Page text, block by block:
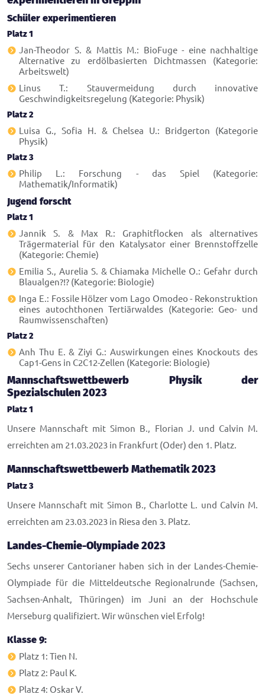
Schüler experimentieren
Platz 1
Jan-Theodor S. & Mattis M.: BioFuge - eine nachhaltige
Alternative zu erdölbasierten Dichtmassen (Kategorie:
Arbeitswelt)
Linus T.: Stauvermeidung durch innovative
Geschwindigkeitsregelung (Kategorie: Physik)
Platz 2
Luisa G., Sofia H. & Chelsea U.: Bridgerton (Kategorie
Physik)
Platz 3
Philip L.: Forschung - das Spiel (Kategorie:
Mathematik/Informatik)
Jugend forscht
Platz 1
Jannik S. & Max R.: Graphitflocken als alternatives
Trägermaterial für den Katalysator einer Brennstoffzelle
(Kategorie: Chemie)
Emilia S., Aurelia S. & Chiamaka Michelle O.: Gefahr durch
Blaualgen?!? (Kategorie: Biologie)
Inga E.: Fossile Hölzer vom Lago Omodeo - Rekonstruktion
eines autochthonen Tertiärwaldes (Kategorie: Geo- und
Raumwissenschaften)
Platz 2
Anh Thu E. & Ziyi G.: Auswirkungen eines Knockouts des
Cap1-Gens in C2C12-Zellen (Kategorie: Biologie)
Mannschaftswettbewerb Physik der
Spezialschulen 2023
Platz 1
Unsere Mannschaft mit Simon B., Florian J. und Calvin M.
erreichten am 21.03.2023 in Frankfurt (Oder) den 1. Platz.
Mannschaftswettbewerb Mathematik 2023
Platz 3
Unsere Mannschaft mit Simon B., Charlotte L. und Calvin M.
erreichten am 23.03.2023 in Riesa den 3. Platz.
Landes-Chemie-Olympiade 2023
Sechs unserer Cantorianer haben sich in der Landes-Chemie-
Olympiade für die Mitteldeutsche Regionalrunde (Sachsen,
Sachsen-Anhalt, Thüringen) im Juni an der Hochschule
Merseburg qualifiziert. Wir wünschen viel Erfolg!
Klasse 9:
Platz 1: Tien N.
Platz 2: Paul K.
Platz 4: Oskar V.